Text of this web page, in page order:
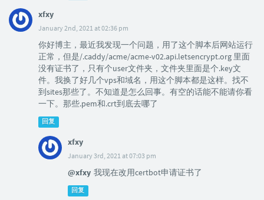
xfxy
January 2nd, 2021 at 02:36 pm
你好博主，最近我发现一个问题，用了这个脚本后网站运行
正常，但是/.caddy/acme/acme-v02.api.letsencrypt.org 里面
没有证书了，只有个user文件夹，文件夹里面是个.key文
件。我换了好几个vps和域名，用这个脚本都是这样。找不
到sites那些了。不知道是怎么回事。有空的话能不能请你看
一下。那些.pem和.crt到底去哪了
回复
xfxy
January 3rd, 2021 at 07:03 pm
@xfxy 我现在改用certbot申请证书了
回复